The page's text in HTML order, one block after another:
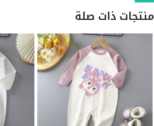
منتجات ذات صلة